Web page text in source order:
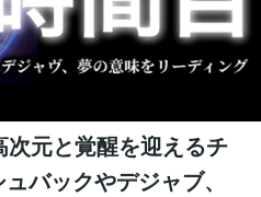
次元と覚醒を迎えるチ
バックやデジャブ、